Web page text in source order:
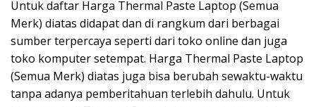
Untuk daftar Harga Thermal Paste Laptop (Semua
Merk) diatas didapat dan di rangkum dari berbagai
sumber terpercaya seperti dari toko online dan juga
toko komputer setempat. Harga Thermal Paste Laptop
(Semua Merk) diatas juga bisa berubah sewaktu-waktu
tanpa adanya pemberitahuan terlebih dahulu. Untuk